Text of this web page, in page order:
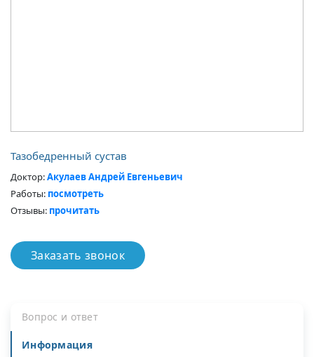
Тазобедренный сустав
Доктор Акулаев Андрей Евгеньевич
Работы посмотреть
Отзывы прочитать
Заказать звонок
Вопрос и ответ
Информация